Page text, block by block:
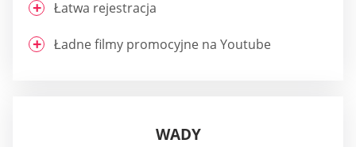
Łatwa rejestracja
Ładne filmy promocyjne na Youtube
WADY